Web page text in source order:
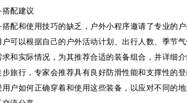
搭配建议
配和使用技巧的缺乏，户外小程序邀请了专业的
可以根据自己的户外活动计划、出行人数、季节
和实际情况，为其推荐合适的装备组合，并详细
步旅行，专家会推荐具有良好防滑性能和支撑性的
户如何正确穿着和使用这些装备，以应对不同的地